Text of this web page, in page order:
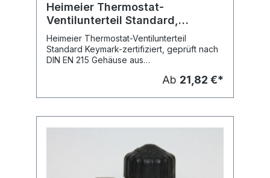
Heimeier Thermostat-
Ventilunterteil Standard,
Eckform, vern.
Heimeier Thermostat-Ventilunterteil
Standard Keymark-zertifiziert, geprüft nach
DIN EN 215 Gehäuse aus
Rotguss mit Niro-Stahlspindel und doppelter
auswechselbar - zul. Betriebstemperatur TB
Rotguss vernickelt Ausführung: Eckform
Ab 21,82 €*